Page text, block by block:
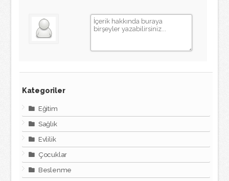
Kategoriler
Eğitim
Sağlık
Evlilik
Çocuklar
Beslenme